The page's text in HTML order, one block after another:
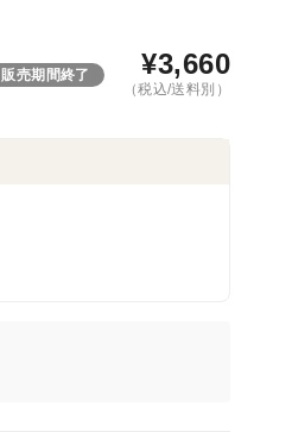
販売期間終了 ¥3,660
（税込/送料別）